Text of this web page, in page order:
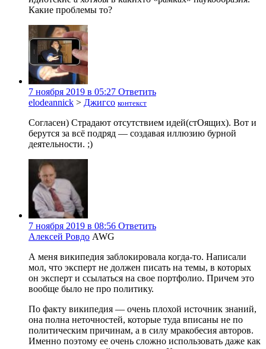
Какие проблемы то?
7 ноября 2019 в 05:27 Ответить
elodeannick > Джигсо контекст
Согласен) Страдают отсутствием идей(стОящих). Вот и
берутся за всё подряд — создавая иллюзию бурной
деятельности. ;)
7 ноября 2019 в 08:56 Ответить
Алексей Ровдо AWG
А меня википедия заблокировала когда-то. Написали
мол, что эксперт не должен писать на темы, в которых
он эксперт и ссылаться на свое портфолио. Причем это
вообще было не про политику.
По факту википедия — очень плохой источник знаний,
она полна неточностей, которые туда вписаны не по
политическим причинам, а в силу мракобесия авторов.
Именно поэтому ее очень сложно использовать даже как